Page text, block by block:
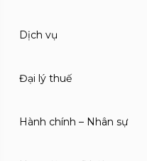
Dịch vụ
Đại lý thuế
Hành chính – Nhân sự